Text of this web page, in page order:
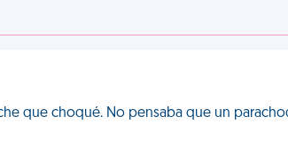
que choqué. No pensaba que un